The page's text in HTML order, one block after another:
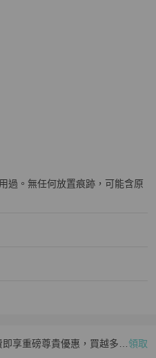
過。無任何放置痕跡，可能含原
享重磅尊貴優惠，買越多、 領取